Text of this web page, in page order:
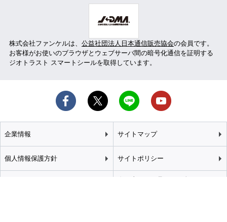
株式会社ファンケルは、 公益社団法人日本通信販売協会の会員です。
お客様がお使いのブラウザとウェブサーバ間の暗号化通信を証明する
ジオトラスト スマートシールを取得しています。
企業情報 サイトマップ
個人情報保護方針 サイトポリシー
カスタマーハラスメント